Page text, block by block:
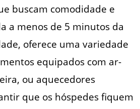
buscam comodidade e
a menos de 5 minutos da
oferece uma variedade
equipados com ar-
ou aquecedores
que os hóspedes fiquem